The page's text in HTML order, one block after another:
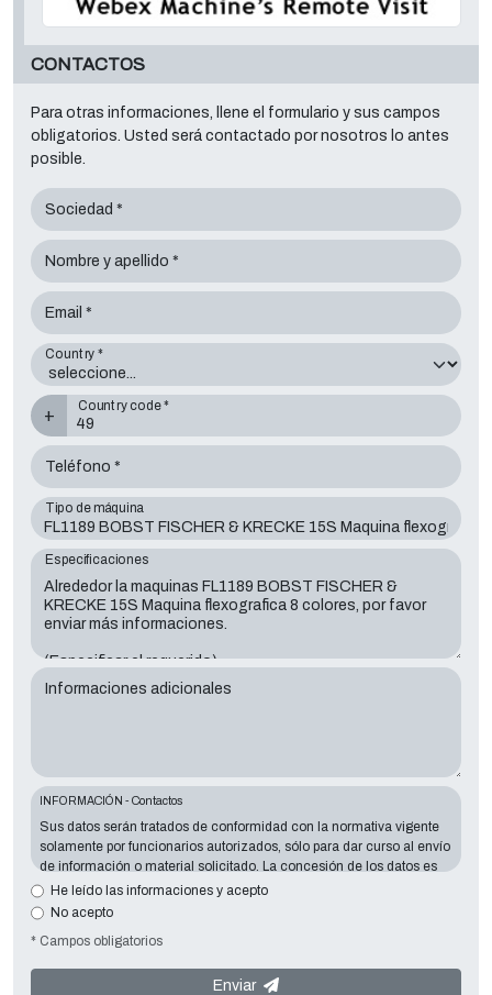
CONTACTOS
Para otras informaciones, llene el formulario y sus campos
obligatorios. Usted será contactado por nosotros lo antes
posible.
Sociedad *
Nombre y apellido *
Email *
Country *
+
Country code *
Teléfono *
Tipo de máquina
Especificaciones
Informaciones adicionales
INFORMACIÓN - Contactos
Sus datos serán tratados de conformidad con la normativa vigente
solamente por funcionarios autorizados, sólo para dar curso al envío
de información o material solicitado. La concesión de los datos es
esencial en relación con la finalidad expuesta; los datos que faltan
harán imposible contactar con usted y satisfacer sus peticiones. El
Via A. Dominutti, 6 37135 (VR) Italy
comunicados o difundidos a terceros. Puede ponerse en contacto
con el "Servicio de Privacy " en la parte Controller de datos para
He leído las informaciones y acepto
No acepto
* Campos obligatorios
Enviar